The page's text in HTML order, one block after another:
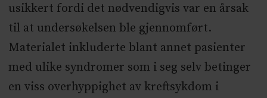
usikkert fordi det nødvendigvis var en årsak
til at undersøkelsen ble gjennomført.
Materialet inkluderte blant annet pasienter
med ulike syndromer som i seg selv betinger
en viss overhyppighet av kreftsykdom i